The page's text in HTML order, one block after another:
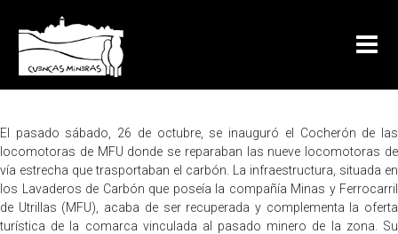
El pasado sábado, 26 de octubre, se inauguró el Cocherón de las
locomotoras de MFU donde se reparaban las nueve locomotoras de
vía estrecha que trasportaban el carbón. La infraestructura, situada en
los Lavaderos de Carbón que poseía la compañía Minas y Ferrocarril
de Utrillas (MFU), acaba de ser recuperada y complementa la oferta
turística de la comarca vinculada al pasado minero de la zona. Su